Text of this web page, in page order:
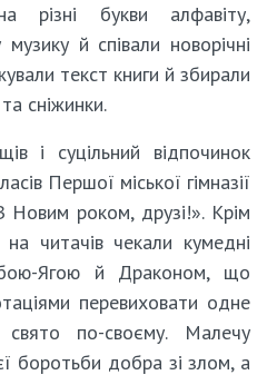
різні букви алфавіту,
й співали новорічні
текст книги й збирали
сніжинки.
і суцільний відпочинок
Першої міської гімназії
Новим роком, друзі!». Крім
читачів чекали кумедні
Ягою й Драконом, що
перевиховати одне
по-своєму. Малечу
боротьби добра зі злом, а